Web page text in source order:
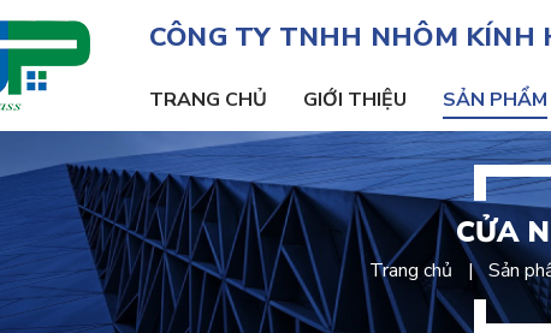
CÔNG TY TNHH NHÔM KÍNH
TRANG CHỦ GIỚI THIỆU SẢN PHẨM
CỬA
Trang chủ Sản